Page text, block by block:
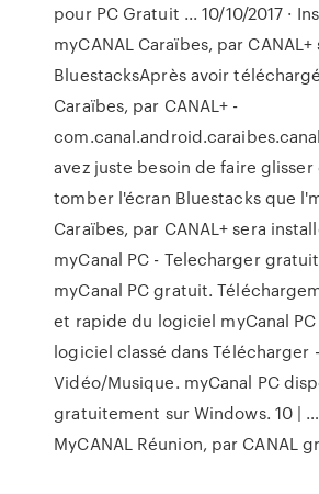
pour PC Gratuit ... 10/10/2017 ·
myCANAL Caraïbes, par CANAL+
BluestacksAprès avoir
Caraïbes, par CANAL+ -
avez juste besoin de faire
tomber l'écran Bluestacks que
Caraïbes, par CANAL+ sera
myCanal PC - Telecharger
myCanal PC gratuit.
et rapide du logiciel myCanal PC
logiciel classé dans Télécharger -
Vidéo/Musique. myCanal PC
gratuitement sur Windows. 10 |
MyCANAL Réunion, par CANAL